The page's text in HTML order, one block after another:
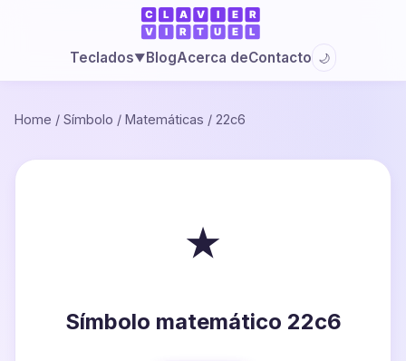
Teclados▼BlogAcerca deContacto 🌙
Home / Símbolo / Matemáticas / 22c6
⋆
Símbolo matemático 22c6